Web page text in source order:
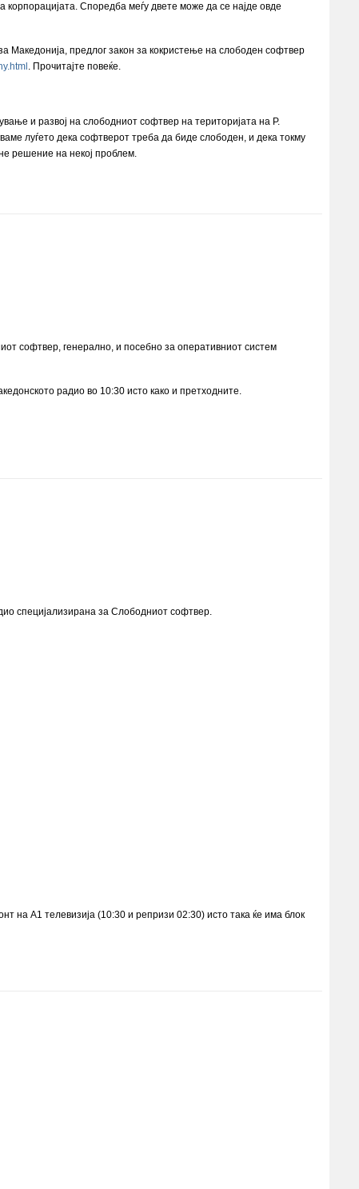
Споредба меѓу двете може да се најде овде
Македонија, предлог закон за кокристење на слободен софтвер
. Прочитајте повеќе.
и развој на слободниот софтвер на територијата на Р.
луѓето дека софтверот треба да биде слободен, и дека токму
решение на некој проблем.
софтвер, генерално, и посебно за оперативниот систем
радио во 10:30 исто како и претходните.
специјализирана за Слободниот софтвер.
на А1 телевизија (10:30 и репризи 02:30) исто така ќе има блок